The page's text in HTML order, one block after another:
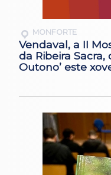
MONFORTE
Vendaval, a II
da Ribeira Sacra,
Outono’ este